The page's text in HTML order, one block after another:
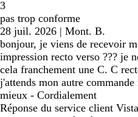
3
pas trop conforme
28 juil. 2026 | Mont. B.
bonjour, je viens de recevoir
impression recto verso ??? je
cela franchement une C. C
j'attends mon autre
mieux - Cordialement
Réponse du service client